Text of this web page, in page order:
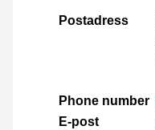
Postadress
Phone number
E-post